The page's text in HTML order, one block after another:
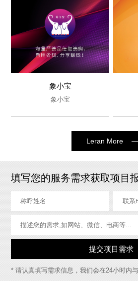
安地星小程序 深圳
- 象小宝 -
象小宝
象小宝
Leran More
填写您的服务需求获取项目报
* 请认真填写需求信息，我们会在24小时内与